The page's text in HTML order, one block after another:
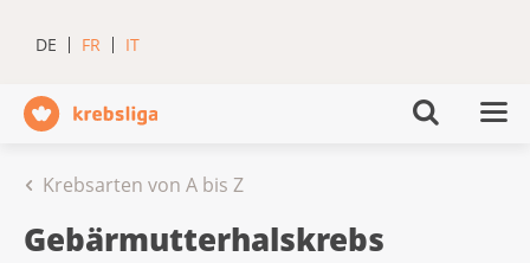
DE FR IT
Krebsarten von A bis Z
Gebärmutterhalskrebs